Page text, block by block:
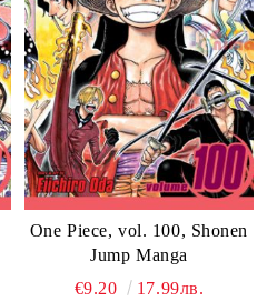
One Piece, vol. 100, Shonen
Jump Manga
€9.20
17.99лв.